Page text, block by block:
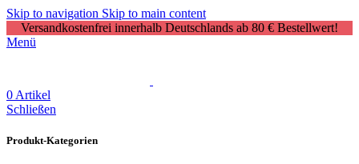
Skip to navigation Skip to main content
Versandkostenfrei innerhalb Deutschlands ab 80 € Bestellwert!
Menü
0 Artikel
Schließen
Produkt-Kategorien